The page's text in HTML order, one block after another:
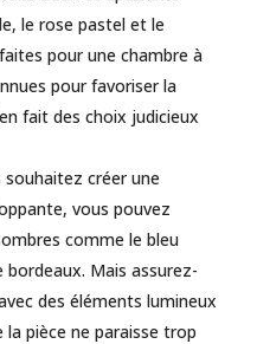
le rose pastel et le
pour une chambre à
pour favoriser la
fait des choix judicieux
souhaitez créer une
vous pouvez
comme le bleu
Mais assurez-
des éléments lumineux
pièce ne paraisse trop